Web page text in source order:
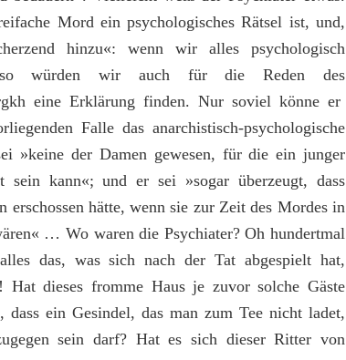
Mord ein psychologisches Rätsel ist, und,
hinzu«: wenn wir alles psychologisch
so würden wir auch für die Reden des
eine Erklärung finden. Nur soviel könne er
Falle das anarchistisch-psychologische
»keine der Damen gewesen, für die ein junger
sein kann«; und er sei »sogar überzeugt, dass
erschossen hätte, wenn sie zur Zeit des Mordes in
… Wo waren die Psychiater? Oh hundertmal
das, was sich nach der Tat abgespielt hat,
Hat dieses fromme Haus je zuvor solche Gäste
dass ein Gesindel, das man zum Tee nicht ladet,
sein darf? Hat es sich dieser Ritter von